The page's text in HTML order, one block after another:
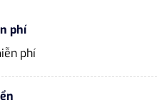
phí
phí